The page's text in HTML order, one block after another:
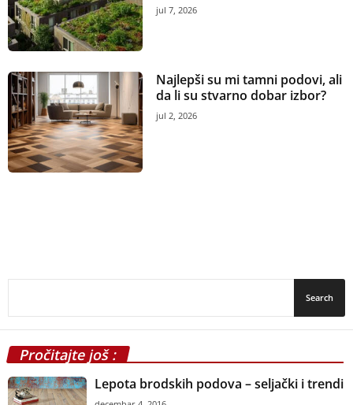
jul 7, 2026
Najlepši su mi tamni podovi, ali
da li su stvarno dobar izbor?
jul 2, 2026
Pročitajte još :
Lepota brodskih podova – seljački i trendi